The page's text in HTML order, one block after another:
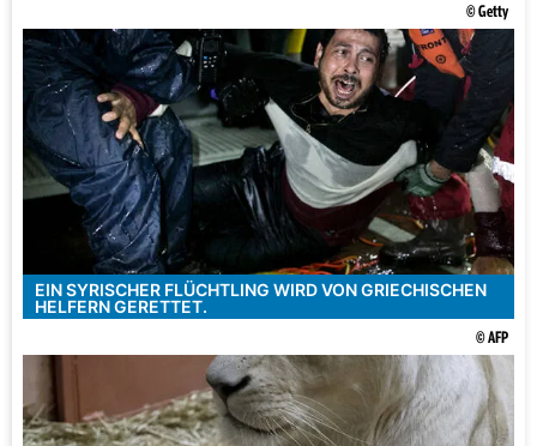
© Getty
EIN SYRISCHER FLÜCHTLING WIRD VON GRIECHISCHEN
HELFERN GERETTET.
© AFP